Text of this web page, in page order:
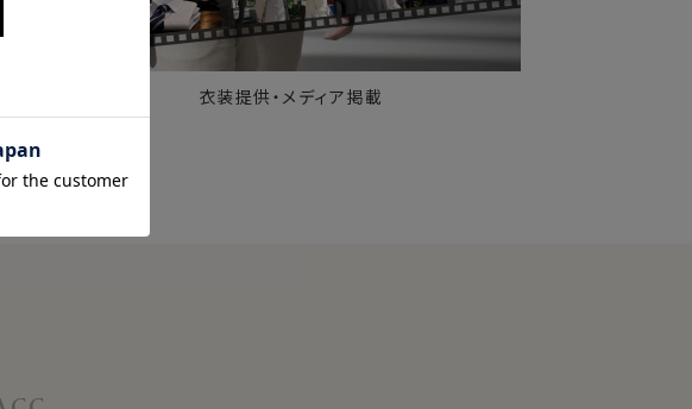
衣装提供・メディア掲載